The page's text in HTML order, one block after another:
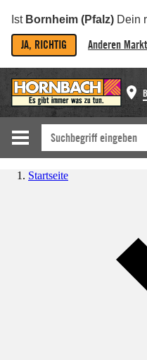
Ist Bornheim (Pfalz) Dein
JA, RICHTIG Anderen
Startseite